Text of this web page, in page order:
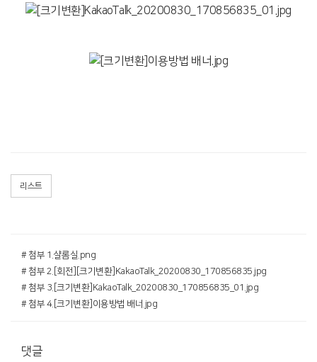
리스트
# 첨부 1.샬롬실.png
# 첨부 2.[회전][크기변환]KakaoTalk_20200830_170856835.jpg
# 첨부 3.[크기변환]KakaoTalk_20200830_170856835_01.jpg
# 첨부 4.[크기변환]이용방법 배너.jpg
댓글